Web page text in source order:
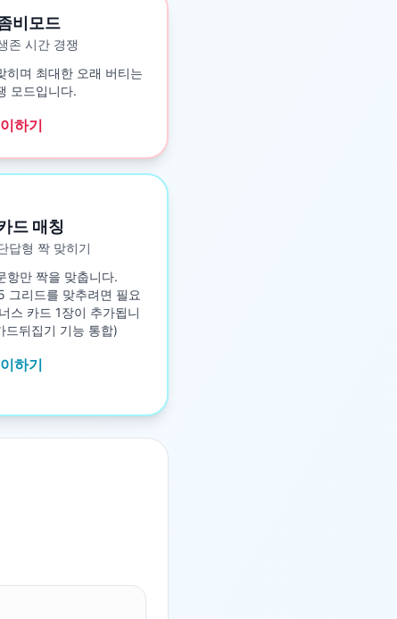
비모드
존 시간 경쟁
히며 최대한 오래 버티는
모드입니다.
하기
드 매칭
답형 짝 맞히기
항만 짝을 맞춥니다.
그리드를 맞추려면 필요
스 카드 1장이 추가됩니
드뒤집기 기능 통합)
하기